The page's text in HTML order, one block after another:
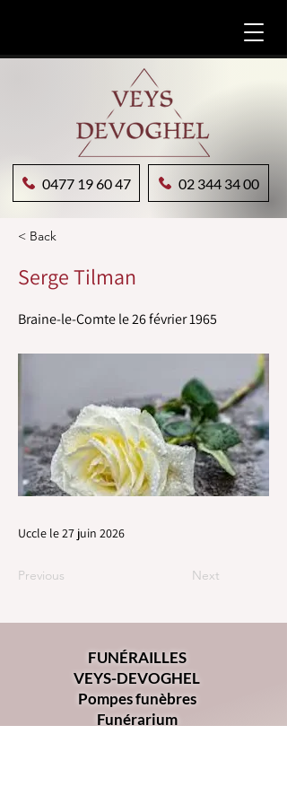
0477 19 60 47 02 344 34 00
< Back
Serge Tilman
Braine-le-Comte le 26 février 1965
Uccle le 27 juin 2026
Previous Next
FUNÉRAILLES
VEYS-DEVOGHEL
Pompes funèbres
Funérarium